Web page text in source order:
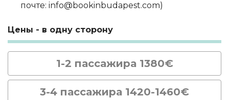
почте: info@bookinbudapest.com)
Цены - в одну сторону
1-2 пассажира 1380€
3-4 пассажира 1420-1460€